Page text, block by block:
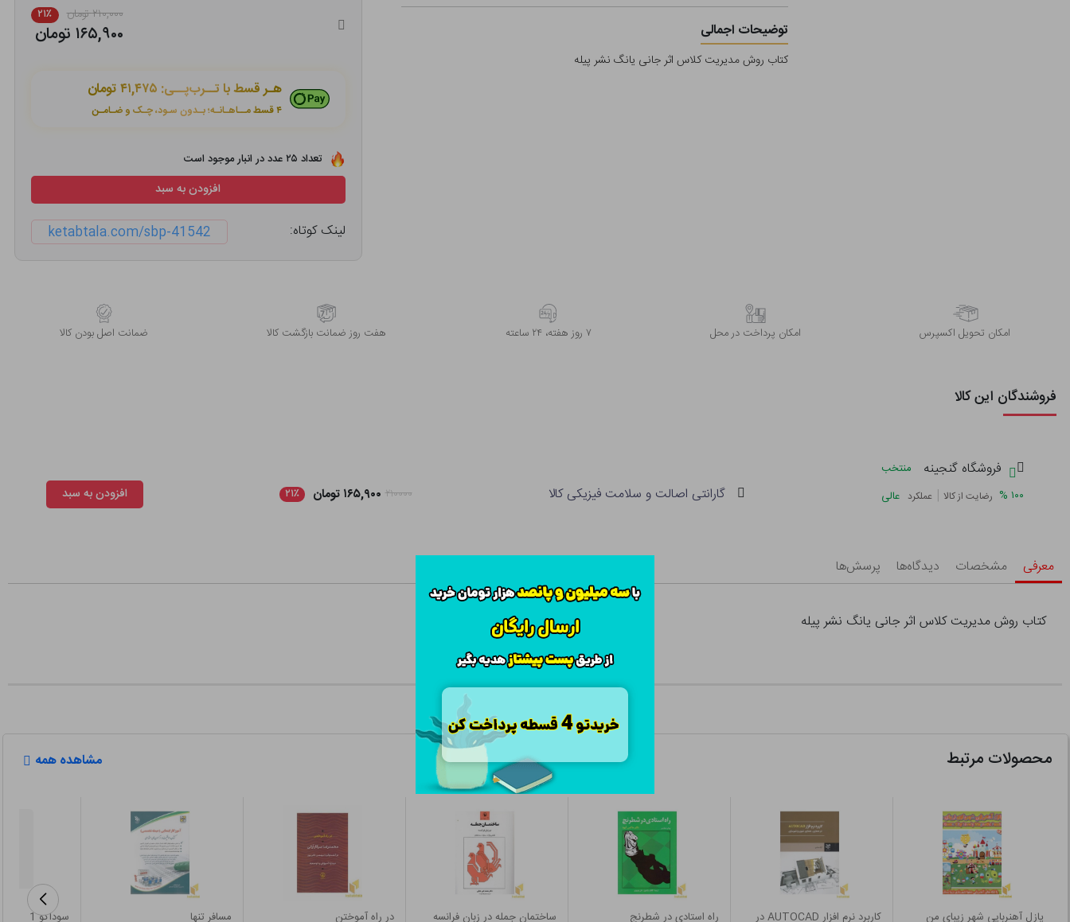
توضیحات اجمالی
کتاب روش مدیریت کلاس اثر جانی یانگ نشر پیله
۲۱۰,۰۰۰ تومان ۲۱٪
۱۶۵,۹۰۰ تومان
هـر قسط با تــرب‌پــی: ۴۱,۴۷۵ تومان
۴ قسط مــاهـانـه؛ بـدون سـود، چـک و ضـامـن
تعداد ۲۵ عدد در انبار موجود است
افزودن به سبد
لینک کوتاه: ketabtala.com/sbp-41542
اﻣﮑﺎن ﺗﺤﻮﯾﻞ اﮐﺴﭙﺮس امکان پرداخت در محل ۷ روز ﻫﻔﺘﻪ، ۲۴ ﺳﺎﻋﺘﻪ هفت روز ضمانت بازگشت کالا ﺿﻤﺎﻧﺖ اﺻﻞ ﺑﻮدن ﮐﺎﻟﺎ
فروشندگان این کالا
فروشگاه گنجینه
منتخب
۱۰۰ % رضایت از کالا | عملکرد عالی گارانتی اصالت و سلامت فیزیکی کالا ۲۱۰۰۰۰ ۱۶۵,۹۰۰ تومان ۲۱٪ افزودن به سبد
معرفی مشخصات دیدگاه‌ها پرسش‌ها
کتاب روش مدیریت کلاس اثر جانی یانگ نشر پیله
محصولات مرتبط مشاهده همه
پازل آهنربایی شهر زیبای من
کاربرد نرم افزار AUTOCAD در
راه استادی در شطرنج ساختمان جمله در زبان فرانسه در راه آموختن مسافر تنها سوداکو 1